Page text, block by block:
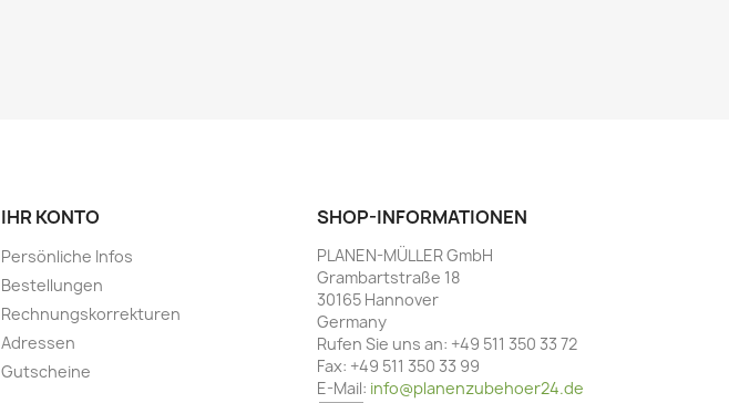
IHR KONTO
Persönliche Infos
Bestellungen
Rechnungskorrekturen
Adressen
Gutscheine
SHOP-INFORMATIONEN
PLANEN-MÜLLER GmbH
Grambartstraße 18
30165 Hannover
Germany
Rufen Sie uns an: +49 511 350 33 72
Fax: +49 511 350 33 99
E-Mail: info@planenzubehoer24.de